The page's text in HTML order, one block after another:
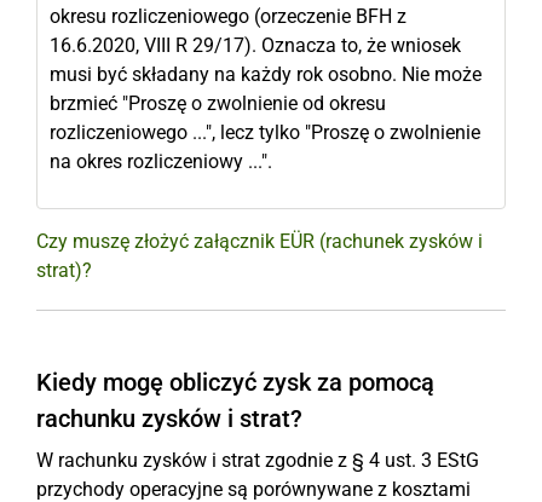
okresu rozliczeniowego (orzeczenie BFH z
16.6.2020, VIII R 29/17). Oznacza to, że wniosek
musi być składany na każdy rok osobno. Nie może
brzmieć "Proszę o zwolnienie od okresu
rozliczeniowego ...", lecz tylko "Proszę o zwolnienie
na okres rozliczeniowy ...".
Czy muszę złożyć załącznik EÜR (rachunek zysków i
strat)?
Kiedy mogę obliczyć zysk za pomocą
rachunku zysków i strat?
W rachunku zysków i strat zgodnie z § 4 ust. 3 EStG
przychody operacyjne są porównywane z kosztami